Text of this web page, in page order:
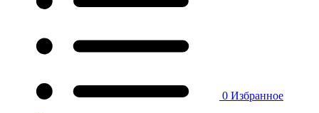
0 Избранное